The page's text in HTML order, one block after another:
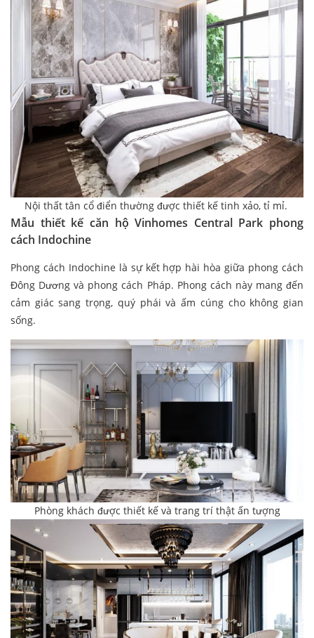
Nội thất tân cổ điển thường được thiết kế tinh xảo, tỉ mỉ.
Mẫu thiết kế căn hộ Vinhomes Central Park phong
cách Indochine
Phong cách Indochine là sự kết hợp hài hòa giữa phong cách
Đông Dương và phong cách Pháp. Phong cách này mang đến
cảm giác sang trọng, quý phái và ấm cúng cho không gian
sống.
Phòng khách được thiết kế và trang trí thật ấn tượng